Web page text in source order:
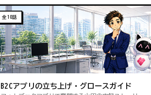
全10話
B2Cアプリの立ち上げ・グロースガイド